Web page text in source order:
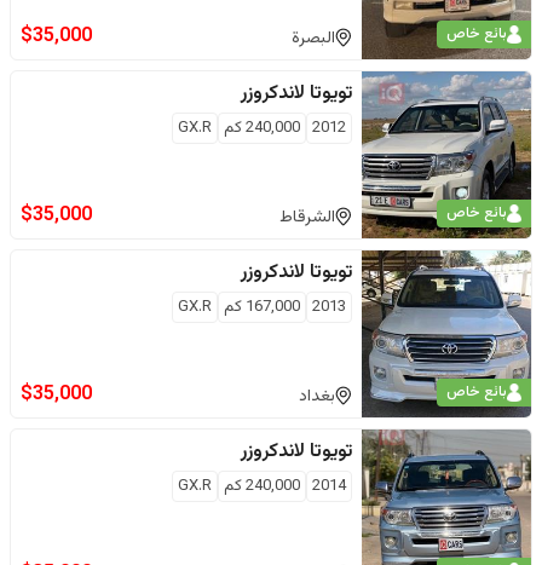
بائع خاص البصرة $35,000
بائع خاص
تويوتا لاندكروزر
2012
240,000كم GX.R
الشرقاط $35,000
بائع خاص
تويوتا لاندكروزر
2013
167,000 كم GX.R
بغداد $35,000
تويوتا لاندكروزر
2014
240,000كم GX.R